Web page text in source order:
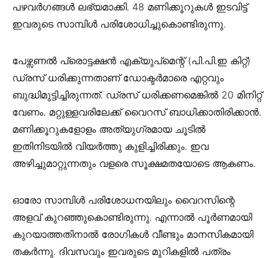
പഴവര്‍ഗങ്ങള്‍ ലഭ്യമാക്കി. 48 മണിക്കൂറുകള്‍ ഇടവിട്ട്
ഇവരുടെ സാമ്പിള്‍ പരിശോധിച്ചുകൊണ്ടിരുന്നു.
പേഴ്സണല്‍ പ്രൊട്ടക്ഷന്‍ എക്യുപ്മെന്റ് (പി.പി.ഇ കിറ്റ്)
ഡ്രസ് ധരിക്കുന്നതാണ് ഡോക്ടര്‍മാരെ എറ്റവും
ബുദ്ധിമുട്ടിച്ചിരുന്നത്. ഡ്രസ് ധരിക്കണമെങ്കില്‍ 20 മിനിറ്റ്
വേണം. മറ്റുള്ളവരിലേക്ക് വൈറസ് ബാധിക്കാതിരിക്കാന്‍.
മണിക്കൂറുകളോളം അത്യുഗ്രമായ ചൂടില്‍
ഇതിനിടയില്‍ വിയര്‍ത്തു കുളിച്ചിരിക്കും. ഇവ
അഴിച്ചുമാറ്റുന്നതും വളരെ സൂക്ഷമതയോടെ ആകണം.
ഓരോ സാമ്പിള്‍ പരിശോധനയിലും വൈറസിന്റെ
അളവ് കുറഞ്ഞുകൊണ്ടിരുന്നു. എന്നാല്‍ പൂര്‍ണമായി
കുറയാത്തതിനാല്‍ രോഗികള്‍ വീണ്ടും മാനസികമായി
തകര്‍ന്നു. ദിവസവും ഇവരുടെ മുറികളില്‍ പത്രം